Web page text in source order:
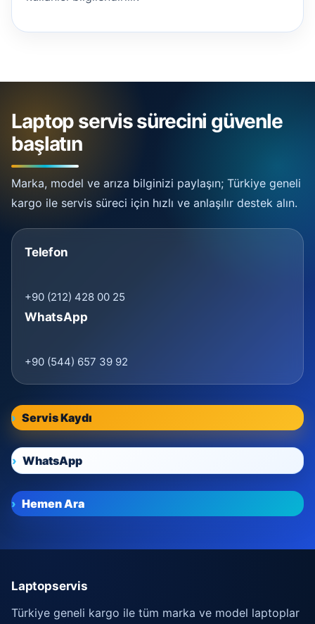
Laptop servis sürecini güvenle
başlatın
Marka, model ve arıza bilginizi paylaşın; Türkiye geneli
kargo ile servis süreci için hızlı ve anlaşılır destek alın.
Telefon
+90 (212) 428 00 25
WhatsApp
+90 (544) 657 39 92
Servis Kaydı
WhatsApp
Hemen Ara
Laptopservis
Türkiye geneli kargo ile tüm marka ve model laptoplar